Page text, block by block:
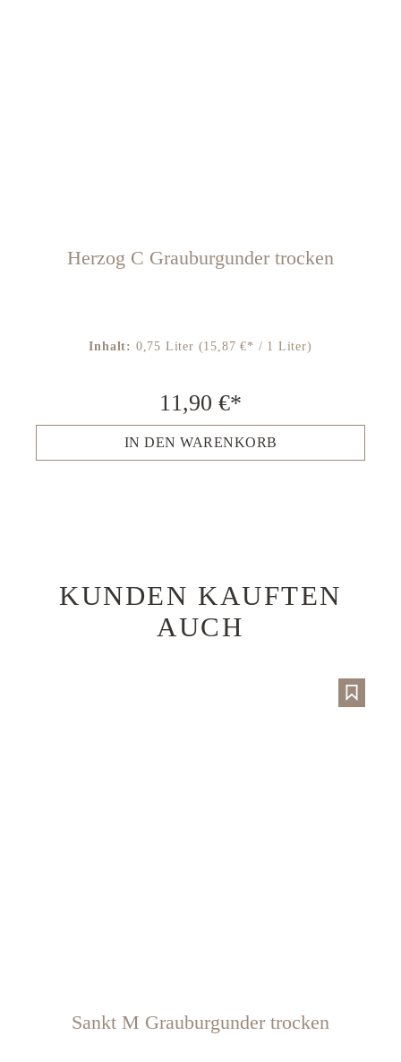
Herzog C Grauburgunder trocken
Inhalt: 0,75 Liter (15,87 €* / 1 Liter)
11,90 €*
IN DEN WARENKORB
Produktgalerie überspringen
KUNDEN KAUFTEN
AUCH
Sankt M Grauburgunder trocken